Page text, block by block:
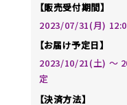
【販売受付期間】
2023/07/31(月)
【お届け予定日】
2023/10/21(土) ～
定
【決済方法】